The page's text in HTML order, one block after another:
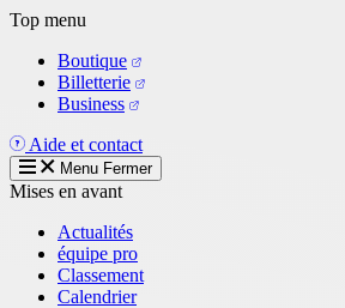
Aller
contenu
principal
Top menu
Boutique
Billetterie
Business
Aide et contact
Menu Fermer
Mises en avant
Actualités
équipe pro
Classement
Calendrier